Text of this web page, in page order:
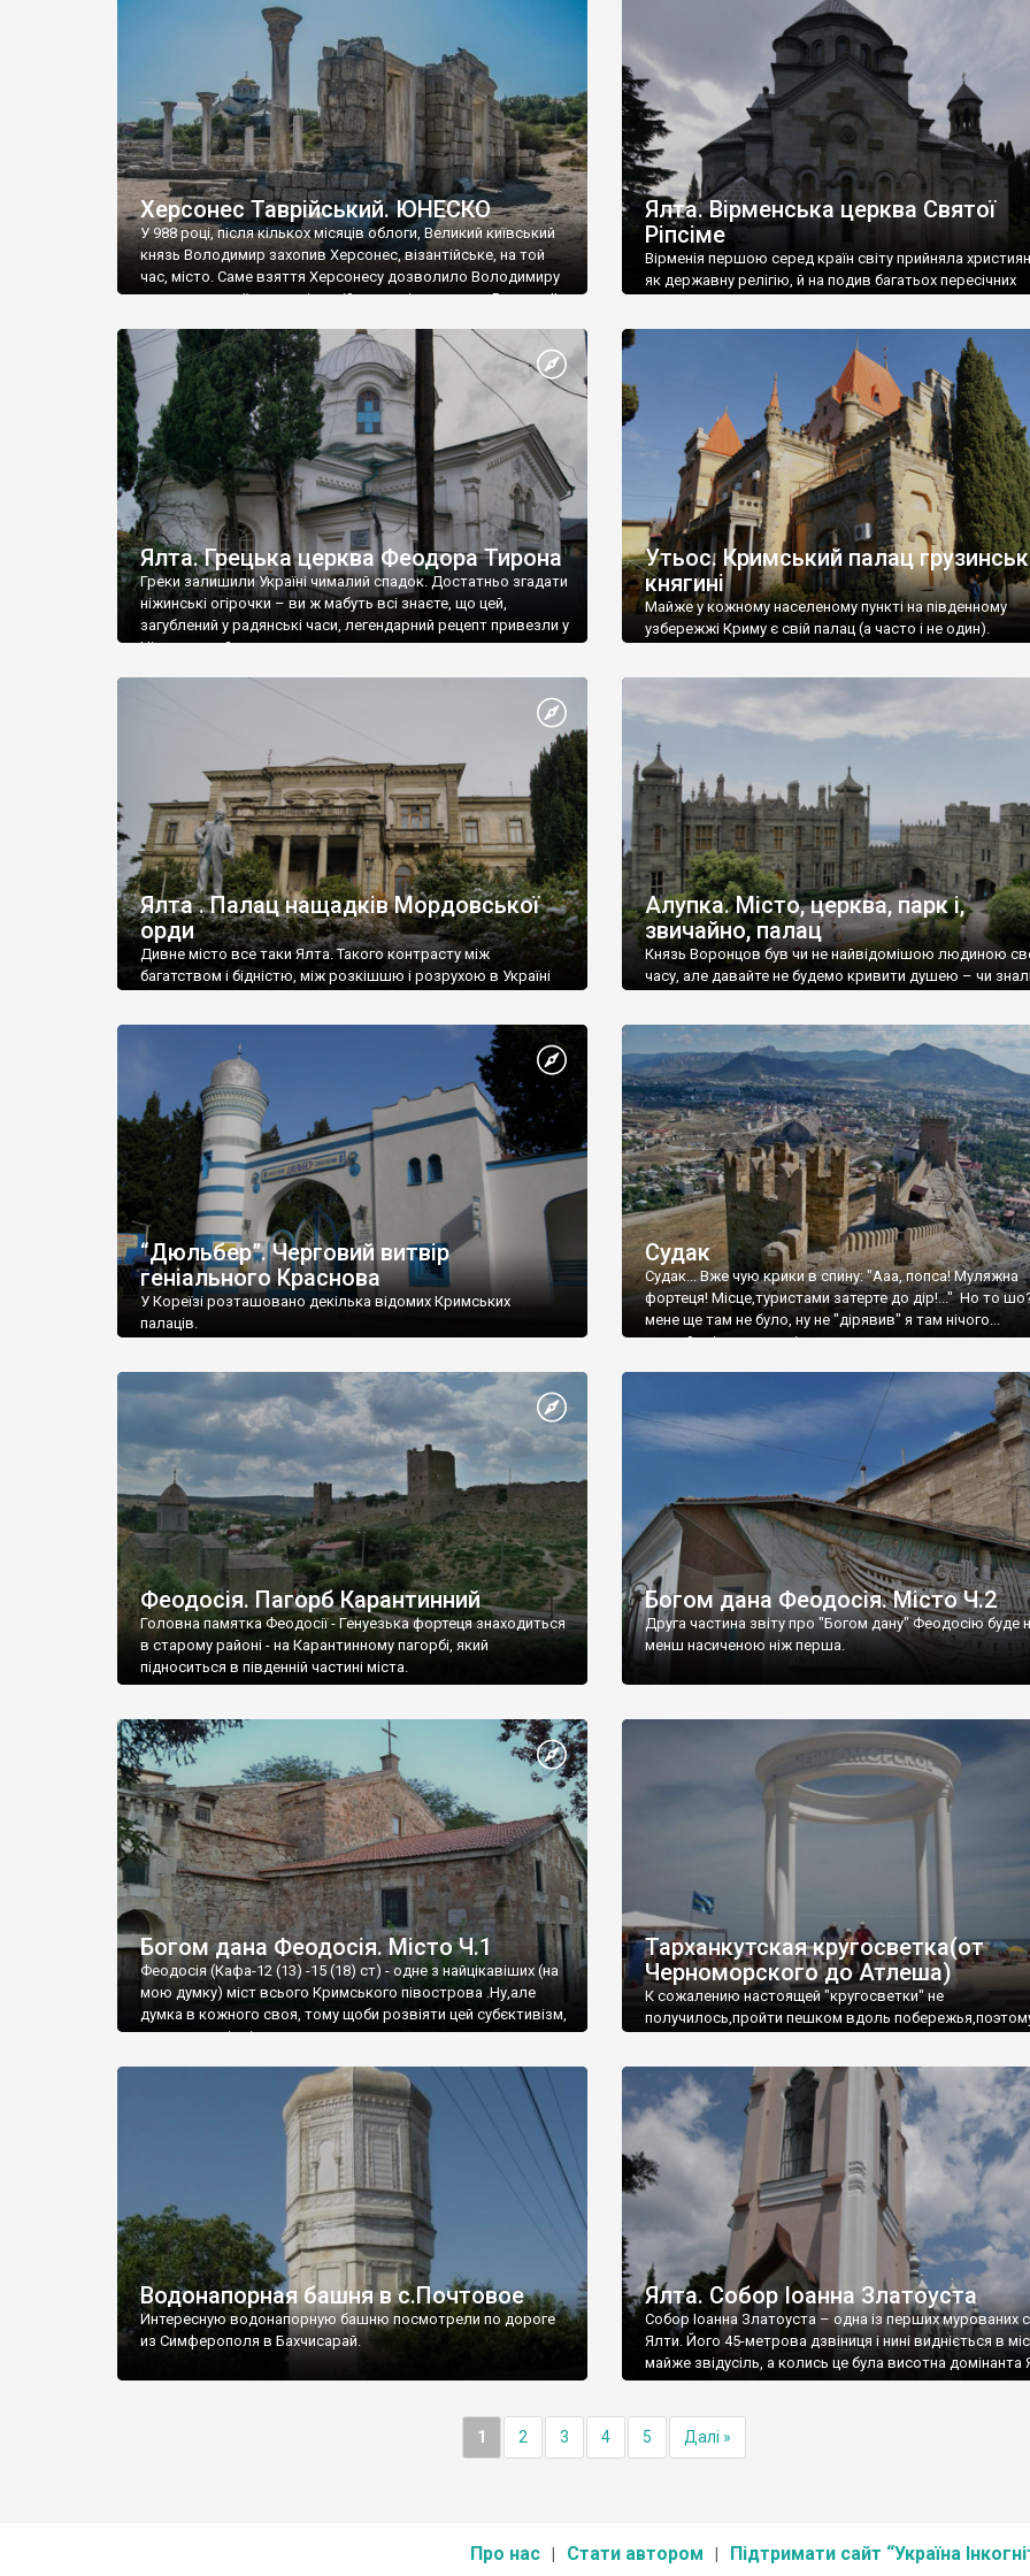
візантійської доби. Раритети викрадені з фондів об’єкту
культурної спадщини ЮНЕСКО «Херсонеса Таврійського».
Офіційно – на виставку «Золото Візантії», але експерти та
влада в Україні вважають це лише […]
називаються «повстяками» (postaki)…” “Вино. Крим
виробляє відмінне вино і його вдосталь: воно все
легке біле і дуже […]
Херсонес Таврійський. ЮНЕСКО
У 988 році, після кількох місяців облоги, Великий київський
князь Володимир захопив Херсонес, візантійське, на той
час, місто. Саме взяття Херсонесу дозволило Володимиру
диктувати свої умови візантійському імператору Василю ІІ,
Херсонесі Володимир-язичник, став Василем-
християнином. А потім було Хрещення Русі. На честь
Херсонесу Таврійського названо місто […]
Ялта. Вірменська церква Святої
Ріпсіме
Вірменія першою серед країн світу прийняла
як державну релігію, й на подив багатьох пересічних
Ялта. Грецька церква Феодора Тирона
Греки залишили Україні чималий спадок. Достатньо згадати
ніжинські огірочки – ви ж мабуть всі знаєте, що цей,
загублений у радянські часи, легендарний рецепт привезли у
Ніжин греки?
Утьос. Кримський палац
княгині
Майже у кожному населеному пункті на південному
узбережжі Криму є свій палац (а часто і не один).
Ялта . Палац нащадків Мордовської
орди
Дивне місто все таки Ялта. Такого контрасту між
багатством і бідністю, між розкішшю і розрухою в Україні
Алупка. Місто, церква, парк і,
звичайно, палац
Князь Воронцов був чи не найвідомішою людиною
часу, але давайте не будемо кривити душею – чи
“Дюльбер”. Черговий витвір
геніального Краснова
У Кореїзі розташовано декілька відомих Кримських
палаців.
Судак
Судак... Вже чую крики в спину: "Ааа, попса! Муляжна
фортеця! Місце,туристами затерте до дір!..." Но то
мене ще там не було, ну не "дірявив" я там нічого...
принаймні до цього літа.
Феодосія. Пагорб Карантинний
Головна памятка Феодосії - Генуезька фортеця знаходиться
в старому районі - на Карантинному пагорбі, який
підноситься в південній частині міста.
Богом дана Феодосія. Місто Ч.2
Друга частина звіту про "Богом дану" Феодосію буде
менш насиченою ніж перша.
Богом дана Феодосія. Місто Ч.1
Феодосія (Кафа-12 (13) -15 (18) ст) - одне з найцікавіших (на
мою думку) міст всього Кримського півострова .Ну,але
думка в кожного своя, тому щоби розвіяти цей субєктивізм,
запрошую відвідати це
Тарханкутская кругосветка(от
Черноморского до Атлеша)
К сожалению настоящей "кругосветки" не
получилось,пройти пешком вдоль
Водонапорная башня в с.Почтовое
Интересную водонапорную башню посмотрели по дороге
из Симферополя в Бахчисарай.
Ялта. Собор Іоанна Златоуста
Собор Іоанна Златоуста – одна із перших мурованих
Ялти. Його 45-метрова дзвіниця і нині видніється в
майже звідусіль, а колись це була висотна домінанта
1 2 3 4 5 Далі »
Про нас Стати автором Підтримати сайт “Україна